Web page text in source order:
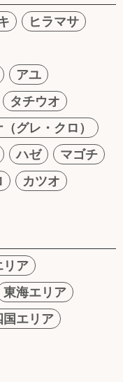
ヒラマサ
アユ
タチウオ
グレ・クロ）
ハゼ
マゴチ
カツオ
リア
東海エリア
国エリア